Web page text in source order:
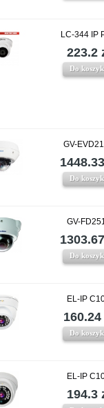
LC-344 IP
223.2
Do
GV-
Do
GV-
Do
EL-IP
160.24
Do
EL-IP
194.3